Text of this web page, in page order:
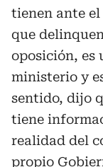
tienen ante
que
oposición, es
ministerio y
sentido, dijo
tiene
realidad del
propio